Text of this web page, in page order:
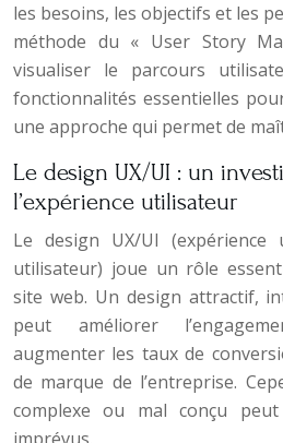
les besoins, les objectifs et les
méthode du « User Story
visualiser le parcours
fonctionnalités essentielles
une approche qui permet de
Le design UX/UI : un
l’expérience utilisateur
Le design UX/UI
utilisateur) joue un rôle
site web. Un design attractif,
peut améliorer
augmenter les taux de
de marque de l’entreprise.
complexe ou mal conçu